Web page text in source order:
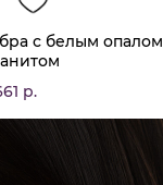
с белым опалом
р.